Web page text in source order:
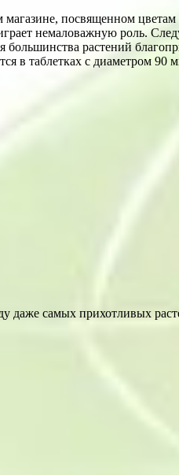
посвященном цветам
немаловажную роль.
растений
в таблетках с диаметром 90
самых прихотливых